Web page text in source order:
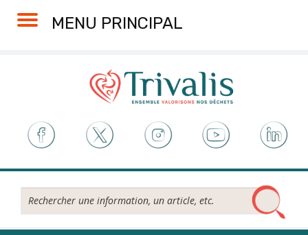
MENU PRINCIPAL
Rechercher...